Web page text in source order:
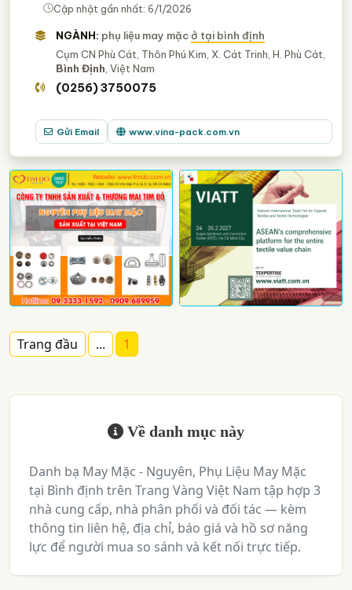
Cập nhật gần nhất: 6/1/2026
NGÀNH: phụ liệu may mặcở tại bình định
Cụm CN Phù Cát, Thôn Phú Kim, X. Cát Trinh, H. Phù Cát,
Bình Định , Việt Nam
(0256) 3750075
Gửi Email www.vina-pack.com.vn
Trang đầu ... 1
Về danh mục này
Danh bạ May Mặc - Nguyên, Phụ Liệu May Mặc
tại Bình định trên Trang Vàng Việt Nam tập hợp 3
nhà cung cấp, nhà phân phối và đối tác — kèm
thông tin liên hệ, địa chỉ, báo giá và hồ sơ năng
lực để người mua so sánh và kết nối trực tiếp.